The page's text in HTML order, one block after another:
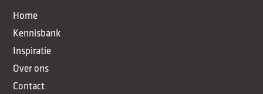
Home
Kennisbank
Inspiratie
Over ons
Contact